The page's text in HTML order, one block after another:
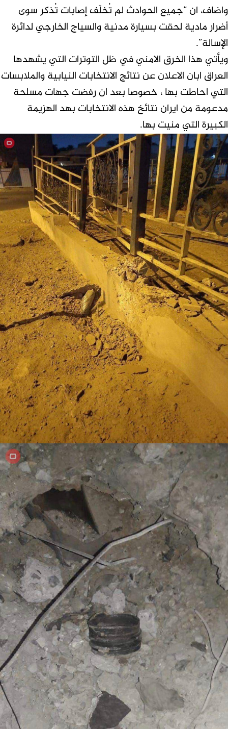
واضاف، ان “جميع الحوادث لم تُخلّف إصابات تُذكر سوى
أضرار مادية لحقت بسيارة مدنية والسياج الخارجي لدائرة
الإسالة”.
ويأتي هذا الخرق الامني في ظل التوترات التي يشهدها
العراق ابان الاعلان عن نتائج الانتخابات النيابية والملابسات
التي احاطت بها ، خصوصا بعد ان رفضت جهات مسلحة
مدعومة من ايران نتائخ هذه الانتخابات بهد الهزيمة
الكبيرة التي منيت بها.